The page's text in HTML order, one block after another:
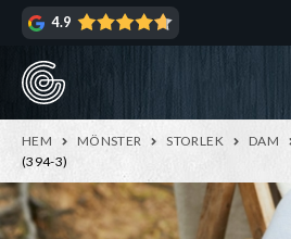
Hoppa
navigering
Hoppa
innehåll
4.9
HEM MÖNSTER STORLEK DAM
(394-3)